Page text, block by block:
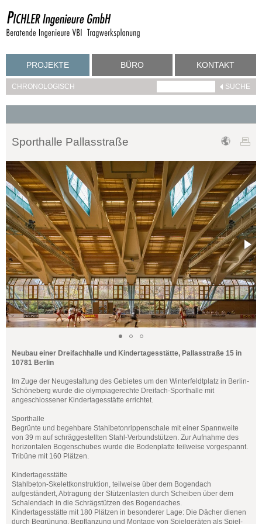
PROJEKTE BÜRO KONTAKT
CHRONOLOGISCH
Sporthalle Pallasstraße
Neubau einer Dreifachhalle und Kindertagesstätte, Pallasstraße 15 in
10781 Berlin
Im Zuge der Neugestaltung des Gebietes um den Winterfeldtplatz in Berlin-
Schöneberg wurde die olympiagerechte Dreifach-Sporthalle mit
angeschlossener Kindertagesstätte errichtet.
Sporthalle
Begrünte und begehbare Stahlbetonrippenschale mit einer Spannweite
von 39 m auf schräggestellten Stahl-Verbundstützen. Zur Aufnahme des
horizontalen Bogenschubes wurde die Bodenplatte teilweise vorgespannt.
Tribüne mit 160 Plätzen.
Kindertagesstätte
Stahlbeton-Skelettkonstruktion, teilweise über dem Bogendach
aufgeständert, Abtragung der Stützenlasten durch Scheiben über dem
Schalendach in die Schrägstützen des Bogendaches.
Kindertagesstätte mit 180 Plätzen in besonderer Lage: Die Dächer dienen
durch Begrünung, Bepflanzung und Montage von Spielgeräten als Spiel-